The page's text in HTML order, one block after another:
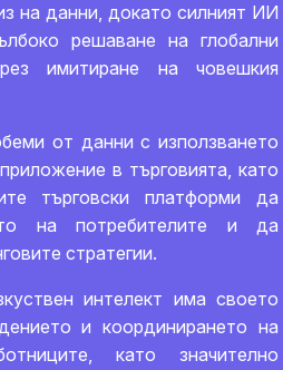
на данни, докато силният ИИ
решаване на глобални
имитиране на човешкия
от данни с използването
в търговията, като
търговски платформи да
на потребителите и да
стратегии.
интелект има своето
и координирането на
като значително